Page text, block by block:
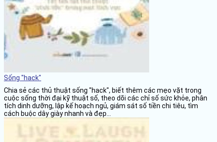
Sống "hack"
Chia sẻ các thủ thuật sống "hack", biết thêm các mẹo vặt trong
cuộc sống thời đại kỹ thuật số, theo dõi các chỉ số sức khỏe, phân
tích dinh dưỡng, lập kế hoạch ngủ, giám sát số tiền chi tiêu, tìm
cách buộc dây giày nhanh và đẹp...